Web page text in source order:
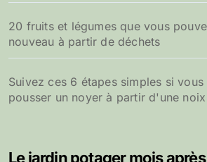
20 fruits et légumes que vous
nouveau à partir de déchets
Suivez ces 6 étapes simples si
pousser un noyer à partir d'une noix
Le jardin potager mois